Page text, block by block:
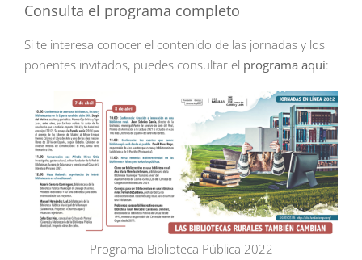
Consulta el programa completo
Si te interesa conocer el contenido de las jornadas y los
ponentes invitados, puedes consultar el programa aquí:
Programa Biblioteca Pública 2022